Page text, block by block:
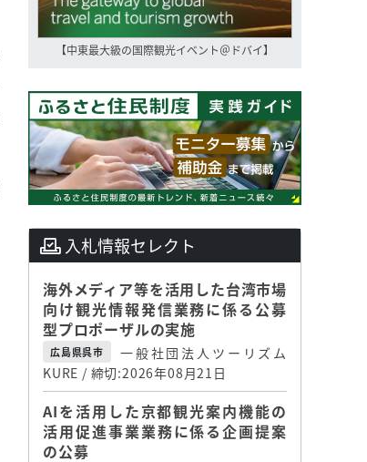
【中東最大級の国際観光イベント＠ドバイ】
入札情報セレクト
海外メディア等を活用した台湾市場
向け観光情報発信業務に係る公募
型プロポーザルの実施
広島県呉市
一般社団法人ツーリズム
KURE / 締切:2026年08月21日
AIを活用した京都観光案内機能の
活用促進事業業務に係る企画提案
の公募